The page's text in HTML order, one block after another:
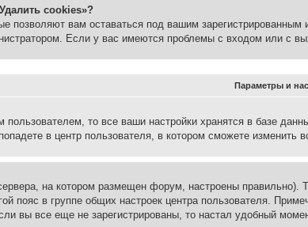
cookies»?
позволяют вам оставаться под вашим
Если у вас имеются проблемы с входом или с
Параметры и
пользователем, то все ваши настройки хранятся в базе
в центр пользователя, в котором сможете изменить
на котором размещен форум, настроены
пояс в группе общих настроек центра пользователя.
вы все еще не зарегистрированы, то настал удобный